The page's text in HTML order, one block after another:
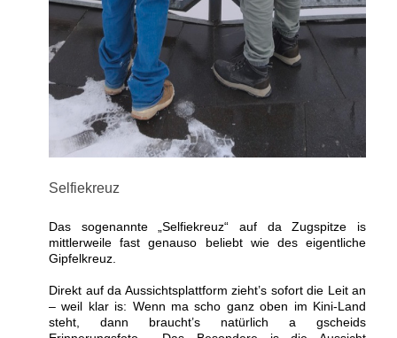
Selfiekreuz
Das sogenannte „Selfiekreuz“ auf da Zugspitze is
mittlerweile fast genauso beliebt wie des eigentliche
Gipfelkreuz.
Direkt auf da Aussichtsplattform zieht’s sofort die Leit an
– weil klar is: Wenn ma scho ganz oben im Kini-Land
steht, dann braucht’s natürlich a gscheids